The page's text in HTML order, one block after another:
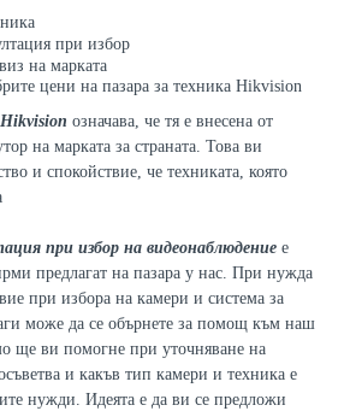
при избор
на марката
цени на пазара за техника Hikvision
означава, че тя е внесена от
на марката за страната. Това ви
и спокойствие, че техниката, която
при избор на видеонаблюдение е
предлагат на пазара у нас. При нужда
при избора на камери и система за
може да се обърнете за помощ към наш
ще ви помогне при уточняване на
и какъв тип камери и техника е
нужди. Идеята е да ви се предложи